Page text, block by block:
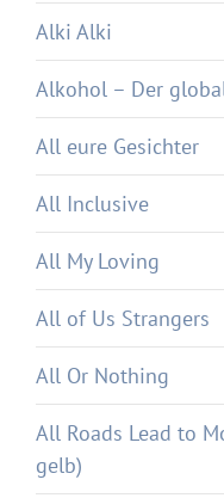
Alki Alki
Alkohol – Der
All eure Gesichter
All Inclusive
All My Loving
All of Us Strangers
All Or Nothing
All Roads Lead to
gelb)